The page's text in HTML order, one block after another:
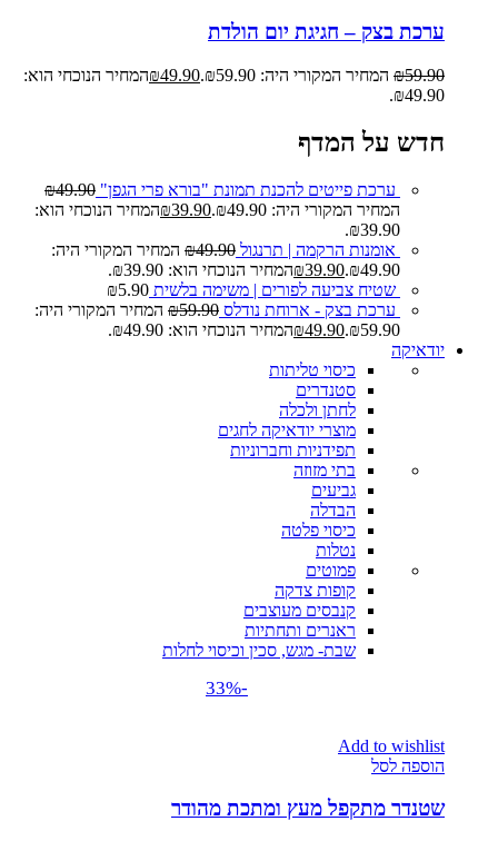
ערכת בצק – חגיגת יום הולדת
₪59.90 המחיר המקורי היה: ₪59.90. ₪49.90
המחיר הנוכחי הוא:
₪49.90.
חדש על המדף
ערכת פייטים להכנת תמונת "בורא פרי הגפן" ₪49.90
המחיר המקורי היה: ₪49.90.
₪39.90
המחיר הנוכחי הוא:
₪39.90.
אומנות הרקמה | תרנגול
₪49.90
המחיר המקורי היה:
₪49.90.
₪39.90
המחיר הנוכחי הוא: ₪39.90.
שטיח צביעה לפורים | משימה בלשית
₪5.90
ערכת בצק - ארוחת נודלס
₪59.90
המחיר המקורי היה:
₪59.90.
₪49.90
המחיר הנוכחי הוא: ₪49.90.
יודאיקה
כיסוי טליתות
סטנדרים
לחתן ולכלה
מוצרי יודאיקה לחגים
תפידניות וחברוניות
בתי מזוזה
גביעים
הבדלה
כיסוי פלטה
נטלות
פמוטים
קופות צדקה
קנבסים מעוצבים
ראנרים ותחתיות
שבת- מגש, סכין וכיסוי לחלות
-33%
Add to wishlist
הוספה לסל
שטנדר מתקפל מעץ ומתכת מהודר